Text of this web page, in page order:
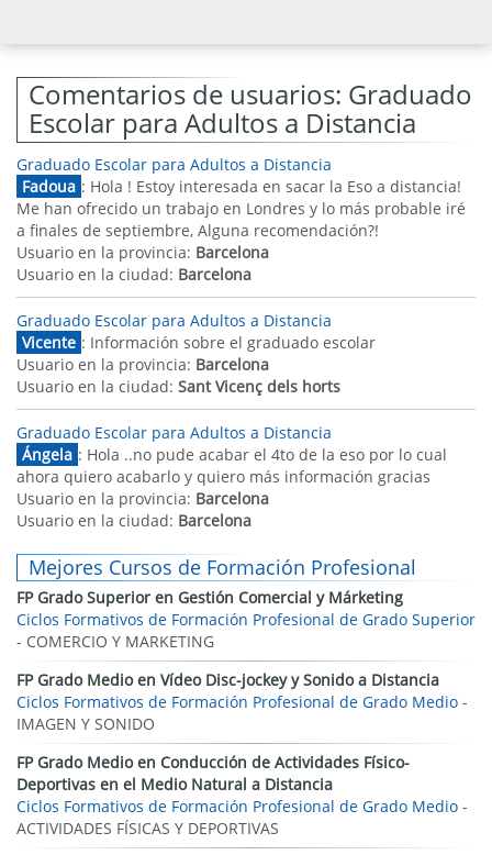
Comentarios de usuarios: Graduado
Escolar para Adultos a Distancia
Graduado Escolar para Adultos a Distancia
Fadoua : Hola ! Estoy interesada en sacar la Eso a distancia!
Me han ofrecido un trabajo en Londres y lo más probable iré
a finales de septiembre, Alguna recomendación?!
Usuario en la provincia: Barcelona
Usuario en la ciudad: Barcelona
Graduado Escolar para Adultos a Distancia
Vicente : Información sobre el graduado escolar
Usuario en la provincia: Barcelona
Usuario en la ciudad: Sant Vicenç dels horts
Graduado Escolar para Adultos a Distancia
Ángela : Hola ..no pude acabar el 4to de la eso por lo cual
ahora quiero acabarlo y quiero más información gracias
Usuario en la provincia: Barcelona
Usuario en la ciudad: Barcelona
Mejores Cursos de Formación Profesional
FP Grado Superior en Gestión Comercial y Márketing
Ciclos Formativos de Formación Profesional de Grado Superior
- COMERCIO Y MARKETING
FP Grado Medio en Vídeo Disc-jockey y Sonido a Distancia
Ciclos Formativos de Formación Profesional de Grado Medio -
IMAGEN Y SONIDO
FP Grado Medio en Conducción de Actividades Físico-
Deportivas en el Medio Natural a Distancia
Ciclos Formativos de Formación Profesional de Grado Medio -
ACTIVIDADES FÍSICAS Y DEPORTIVAS